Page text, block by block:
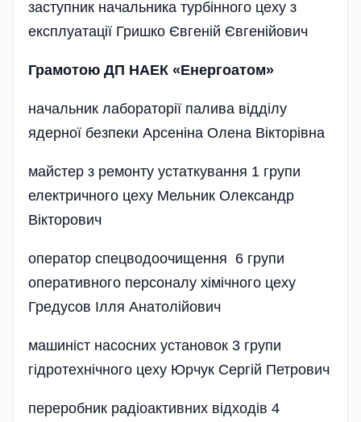
заступник начальника турбінного цеху з
експлуатації Гришко Євгеній Євгенійович
Грамотою ДП НАЕК «Енергоатом»
начальник лабораторії палива відділу
ядерної безпеки Арсеніна Олена Вікторівна
майстер з ремонту устаткування 1 групи
електричного цеху Мельник Олександр
Вікторович
оператор спецводоочищення 6 групи
оперативного персоналу хімічного цеху
Гредусов Ілля Анатолійович
машиніст насосних установок 3 групи
гідротехнічного цеху Юрчук Сергій Петрович
переробник радіоактивних від­ходів 4